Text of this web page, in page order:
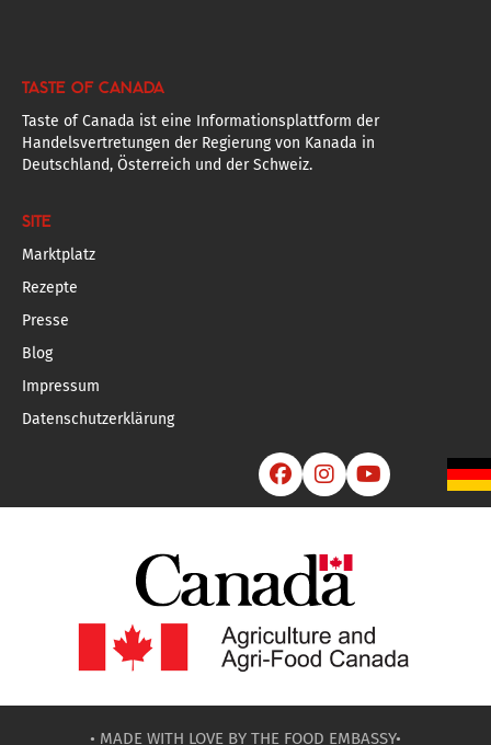
TASTE OF CANADA
Taste of Canada ist eine Informationsplattform der
Handelsvertretungen der Regierung von Kanada in
Deutschland, Österreich und der Schweiz.
SITE
Marktplatz
Rezepte
Presse
Blog
Impressum
Datenschutzerklärung
  
• MADE WITH LOVE BY THE FOOD EMBASSY•